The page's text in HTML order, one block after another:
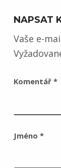
NAPSAT
Vaše e-
Komentář *
Jméno *